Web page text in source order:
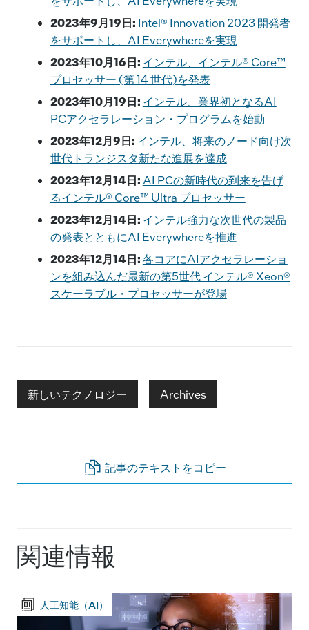
2023年9月19日: Intel® Innovation 2023 開発者
をサポートし、AI Everywhereを実現
2023年10月16日: インテル、インテル® Core™
プロセッサー (第 14 世代)を発表
2023年10月19日: インテル、業界初となるAI
PCアクセラレーション・プログラムを始動
2023年12月9日: インテル、将来のノード向け次
世代トランジスタ新たな進展を達成
2023年12月14日:AI PCの新時代の到来を告げ
るインテル® Core™ Ultra プロセッサー
2023年12月14日: インテル強力な次世代の製品
の発表とともにAI Everywhereを推進
2023年12月14日:各コアにAIアクセラレーショ
ンを組み込んだ最新の第5世代 インテル® Xeon®
スケーラブル・プロセッサーが登場
新しいテクノロジー Archives
記事のテキストをコピー
関連情報
人工知能（AI）